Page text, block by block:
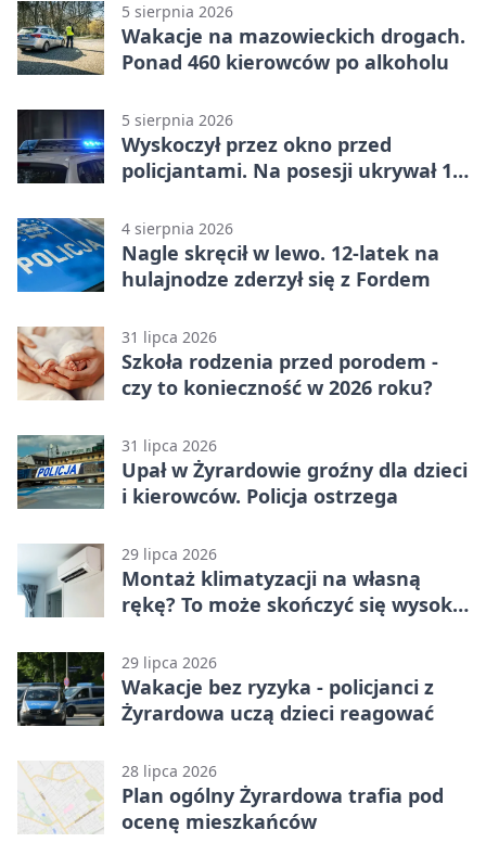
5 sierpnia 2026
Wakacje na mazowieckich drogach.
Ponad 460 kierowców po alkoholu
5 sierpnia 2026
Wyskoczył przez okno przed
policjantami. Na posesji ukrywał 12
4 sierpnia 2026
Nagle skręcił w lewo. 12-latek na
hulajnodze zderzył się z Fordem
31 lipca 2026
Szkoła rodzenia przed porodem -
czy to konieczność w 2026 roku?
31 lipca 2026
Upał w Żyrardowie groźny dla dzieci
i kierowców. Policja ostrzega
29 lipca 2026
Montaż klimatyzacji na własną
rękę? To może skończyć się wysoką
29 lipca 2026
Wakacje bez ryzyka - policjanci z
Żyrardowa uczą dzieci reagować
28 lipca 2026
Plan ogólny Żyrardowa trafia pod
ocenę mieszkańców